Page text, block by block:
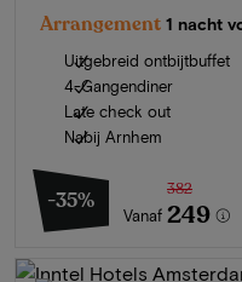
Arrangement 1 nacht
Uitgebreid ontbijtbuffet
4-Gangendiner
Late check out
Nabij Arnhem
-35%
Vanaf
382
249